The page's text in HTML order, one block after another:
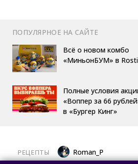
ПОПУЛЯРНОЕ НА САЙТЕ
Всё о новом комбо
«МиньонБУМ» в
Полные условия
«Воппер за 66
в «Бургер Кинг»
РЕЦЕПТЫ Roman_P